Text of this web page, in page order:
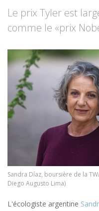
Le prix Tyler est
comme le «prix
Image
Sandra Díaz, boursière de la
Diego Augusto Lima)
L'écologiste argentine